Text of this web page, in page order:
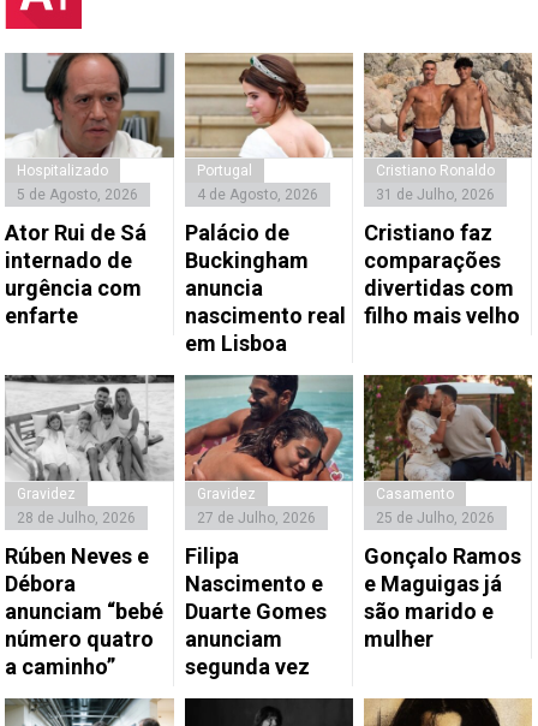
Hospitalizado
5 de Agosto, 2026
Ator Rui de Sá
internado de
urgência com
enfarte
Portugal
4 de Agosto, 2026
Palácio de
Buckingham
anuncia
nascimento real
em Lisboa
Cristiano Ronaldo
31 de Julho, 2026
Cristiano faz
comparações
divertidas com
filho mais velho
Gravidez
28 de Julho, 2026
Rúben Neves e
Débora
anunciam “bebé
número quatro
a caminho”
Gravidez
27 de Julho, 2026
Filipa
Nascimento e
Duarte Gomes
anunciam
segunda vez
Casamento
25 de Julho, 2026
Gonçalo Ramos
e Maguigas já
são marido e
mulher